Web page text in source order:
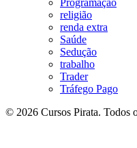
Programação
religião
renda extra
Saúde
Sedução
trabalho
Trader
Tráfego Pago
© 2026 Cursos Pirata. Todos